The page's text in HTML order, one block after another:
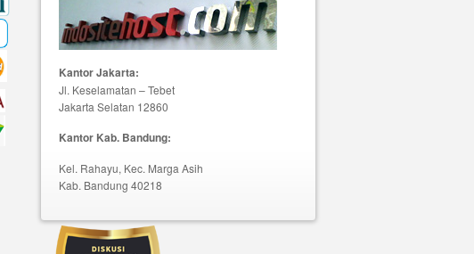
Kantor Jakarta:
Jl. Keselamatan – Tebet
Jakarta Selatan 12860
Kantor Kab. Bandung:
Kel. Rahayu, Kec. Marga Asih
Kab. Bandung 40218